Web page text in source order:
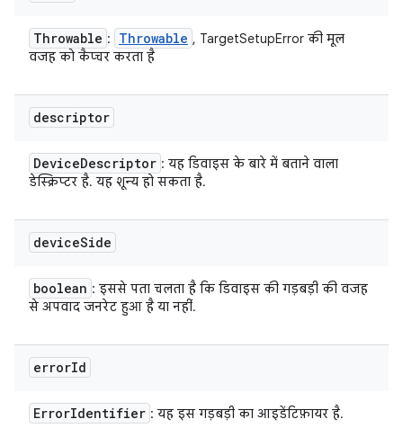
Throwable : Throwable , TargetSetupError की मूल
वजह को कैप्चर करता है
descriptor
DeviceDescriptor : यह डिवाइस के बारे में बताने वाला
डेस्क्रिप्टर है. यह शून्य हो सकता है.
deviceSide
boolean : इससे पता चलता है कि डिवाइस की गड़बड़ी की वजह
से अपवाद जनरेट हुआ है या नहीं.
errorId
ErrorIdentifier : यह इस गड़बड़ी का आइडेंटिफ़ायर है.